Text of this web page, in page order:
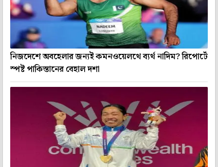
নিজদেশে অবহেলার জন্যই কমনওয়েলথে ব্যর্থ নাদিম? রিপোর্টে
স্পষ্ট পাকিস্তানের বেহাল দশা